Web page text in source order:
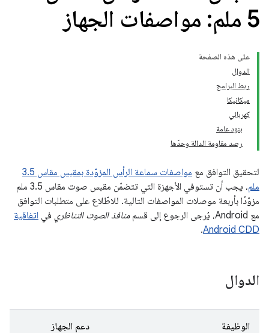
5 ملم: مواصفات الجهاز
على هذه الصفحة
الدوال
ربط البرامج
ميكانيكا
كهربائي
بنود عامة
رصد مقاومة الدالة وحدّها
لتحقيق التوافق مع
مواصفات سماعة الرأس المزوّدة بمقبس مقاس 3.5
ملم
، يجب أن تستوفي الأجهزة التي تتضمّن مقبس صوت مقاس 3.5 ملم
مزوّدًا بأربعة موصلات المواصفات التالية. للاطّلاع على متطلبات التوافق
مع Android، يُرجى الرجوع إلى قسم
منافذ الصوت التناظري في اتفاقية
Android CDD
.
الدوال
الوظيفة دعم الجهاز